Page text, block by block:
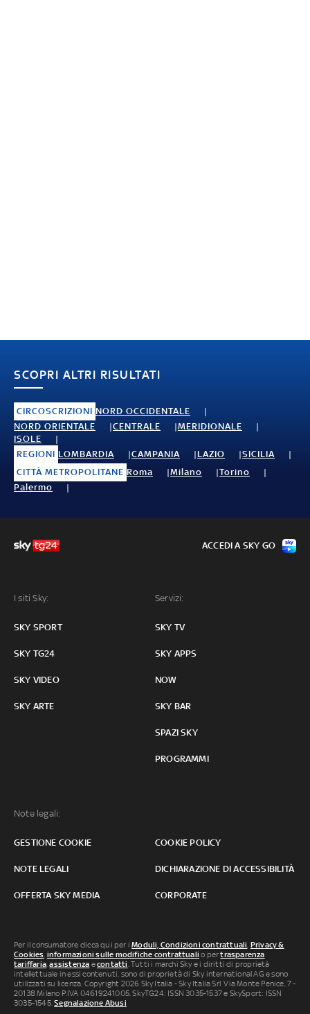
SCOPRI ALTRI RISULTATI
CIRCOSCRIZIONI NORD OCCIDENTALE
NORD ORIENTALE
CENTRALE
MERIDIONALE
ISOLE
REGIONI LOMBARDIA CAMPANIA LAZIO
SICILIA
CITTÀ METROPOLITANE Roma Milano
Torino
Palermo
I siti Sky:
SKY SPORT
SKY TG24
SKY VIDEO
SKY ARTE
Servizi:
SKY TV
SKY APPS
NOW
SKY BAR
SPAZI SKY
PROGRAMMI
Note legali:
GESTIONE COOKIE COOKIE POLICY
NOTE LEGALI DICHIARAZIONE DI ACCESSIBILITÀ
OFFERTA SKY MEDIA CORPORATE
ACCEDI A SKY GO
Per il consumatore clicca qui per iModuli, Condizioni contrattuali, Privacy &
Cookies, informazioni sulle modifiche contrattuali o pertrasparenza
tariffaria,assistenza econtatti. Tutti i marchi Sky e i diritti di proprietà
intellettuale in essi contenuti, sono di proprietà di Sky international AG e sono
utilizzati su licenza. Copyright 2026 Sky Italia - Sky Italia Srl Via Monte Penice, 7 -
20138 Milano P.IVA 04619241005. SkyTG24: ISSN 3035-1537 e SkySport: ISSN
3035-1545.Segnalazione Abusi